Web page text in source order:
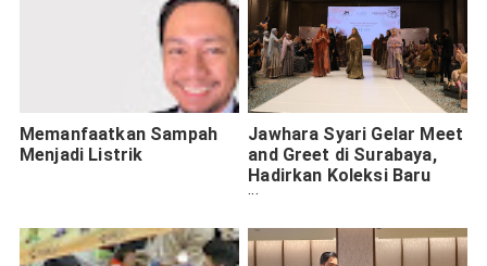
Memanfaatkan Sampah
Menjadi Listrik
Jawhara Syari Gelar Meet
and Greet di Surabaya,
Hadirkan Koleksi Baru
Peony Series